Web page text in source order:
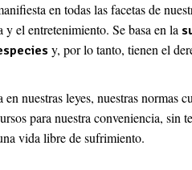
en todas las facetas de
el entretenimiento. Se basa en la
y, por lo tanto, tienen el
en nuestras leyes, nuestras normas
para nuestra conveniencia, sin
vida libre de sufrimiento.